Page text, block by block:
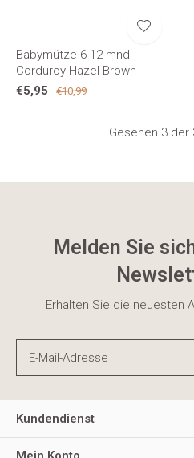
Babymütze 6-12 mnd
Corduroy Hazel Brown
€5,95
€10,99
Gesehen 3 der
Melden Sie
Erhalten Sie die neuesten
Kundendienst